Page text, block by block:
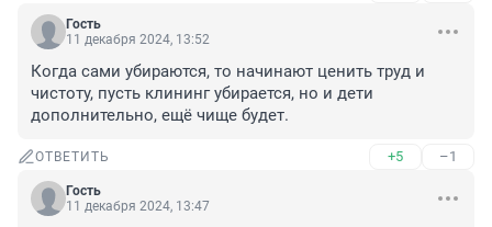
Гость
11 декабря 2024, 13:52
Когда сами убираются, то начинают ценить труд и
чистоту, пусть клининг убирается, но и дети
дополнительно, ещё чище будет.
ОТВЕТИТЬ +5 –1
Гость
11 декабря 2024, 13:47